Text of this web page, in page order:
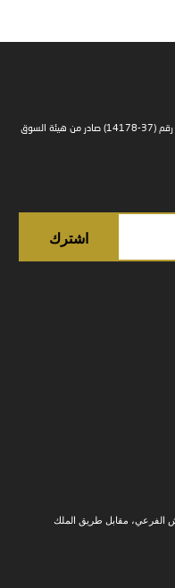
شركة مسجلة في المملكة العربية السعودية – ترخيص رقم (37-14178) صادر من هيئة السوق
الفرعي، مقابل طريق الملك